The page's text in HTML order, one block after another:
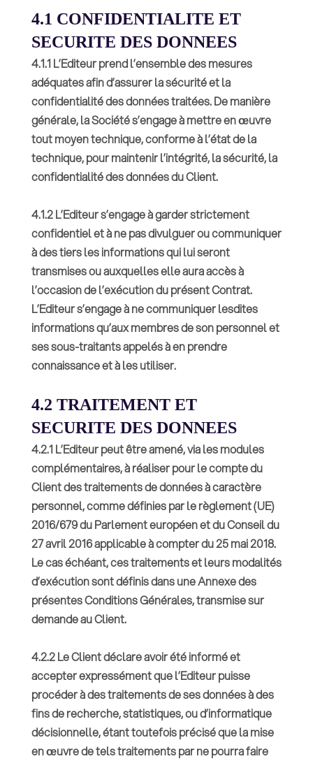
4.1 CONFIDENTIALITE ET
SECURITE DES DONNEES
4.1.1 L’Editeur prend l’ensemble des mesures
adéquates afin d’assurer la sécurité et la
confidentialité des données traitées. De manière
générale, la Société s’engage à mettre en œuvre
tout moyen technique, conforme à l’état de la
technique, pour maintenir l’intégrité, la sécurité, la
confidentialité des données du Client.
4.1.2 L’Editeur s’engage à garder strictement
confidentiel et à ne pas divulguer ou communiquer
à des tiers les informations qui lui seront
transmises ou auxquelles elle aura accès à
l’occasion de l’exécution du présent Contrat.
L’Editeur s’engage à ne communiquer lesdites
informations qu’aux membres de son personnel et
ses sous-traitants appelés à en prendre
connaissance et à les utiliser.
4.2 TRAITEMENT ET
SECURITE DES DONNEES
4.2.1 L’Editeur peut être amené, via les modules
complémentaires, à réaliser pour le compte du
Client des traitements de données à caractère
personnel, comme définies par le règlement (UE)
2016/679 du Parlement européen et du Conseil du
27 avril 2016 applicable à compter du 25 mai 2018.
Le cas échéant, ces traitements et leurs modalités
d’exécution sont définis dans une Annexe des
présentes Conditions Générales, transmise sur
demande au Client.
4.2.2 Le Client déclare avoir été informé et
accepter expressément que l’Editeur puisse
procéder à des traitements de ses données à des
fins de recherche, statistiques, ou d’informatique
décisionnelle, étant toutefois précisé que la mise
en œuvre de tels traitements par ne pourra faire